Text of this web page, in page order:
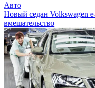
Авто
Новый седан Volkswagen
вмешательство